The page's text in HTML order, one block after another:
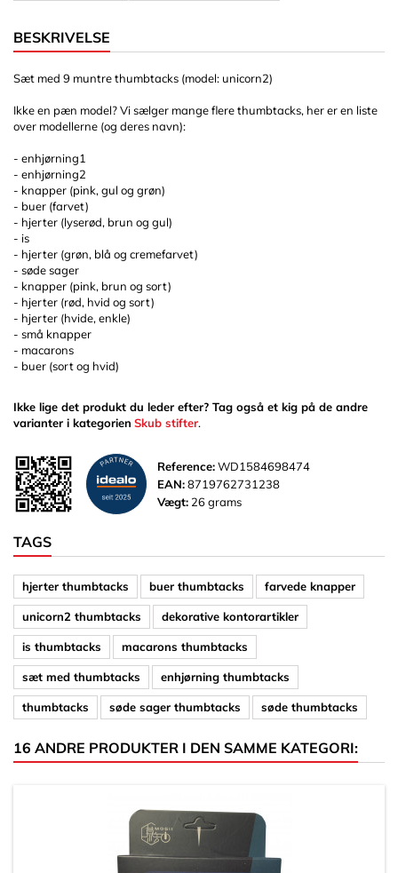
BESKRIVELSE
Sæt med 9 muntre thumbtacks (model: unicorn2)
Ikke en pæn model? Vi sælger mange flere thumbtacks, her er en liste
over modellerne (og deres navn):
- enhjørning1
- enhjørning2
- knapper (pink, gul og grøn)
- buer (farvet)
- hjerter (lyserød, brun og gul)
- is
- hjerter (grøn, blå og cremefarvet)
- søde sager
- knapper (pink, brun og sort)
- hjerter (rød, hvid og sort)
- hjerter (hvide, enkle)
- små knapper
- macarons
- buer (sort og hvid)
Ikke lige det produkt du leder efter? Tag også et kig på de andre
varianter i kategorien Skub stifter.
Reference:WD1584698474
EAN:8719762731238
Vægt: 26 grams
TAGS
hjerter thumbtacks buer thumbtacks farvede knapper
unicorn2 thumbtacks dekorative kontorartikler
is thumbtacks macarons thumbtacks
sæt med thumbtacks enhjørning thumbtacks
thumbtacks søde sager thumbtacks søde thumbtacks
16 ANDRE PRODUKTER I DEN SAMME KATEGORI: